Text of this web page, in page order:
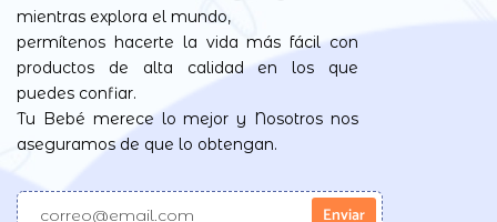
mientras explora el mundo,
permítenos hacerte la vida más fácil con
productos de alta calidad en los que
puedes confiar.
Tu Bebé merece lo mejor y Nosotros nos
aseguramos de que lo obtengan.